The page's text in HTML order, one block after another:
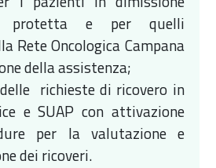
protetta e per quelli
Rete Oncologica Campana
della assistenza;
richieste di ricovero in
e SUAP con attivazione
per la valutazione e
dei ricoveri.